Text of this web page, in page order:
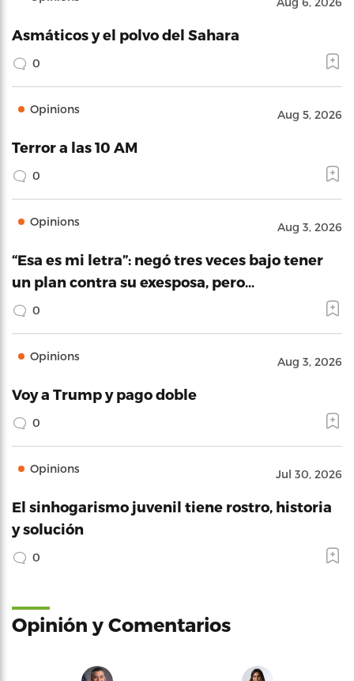
Asmáticos y el polvo del Sahara
0
Opinions Aug 5, 2026
Terror a las 10 AM
0
Opinions Aug 3, 2026
“Esa es mi letra”: negó tres veces bajo tener
un plan contra su exesposa, pero…
0
Opinions Aug 3, 2026
Voy a Trump y pago doble
0
Opinions Jul 30, 2026
El sinhogarismo juvenil tiene rostro, historia
y solución
0
Opinión y Comentarios